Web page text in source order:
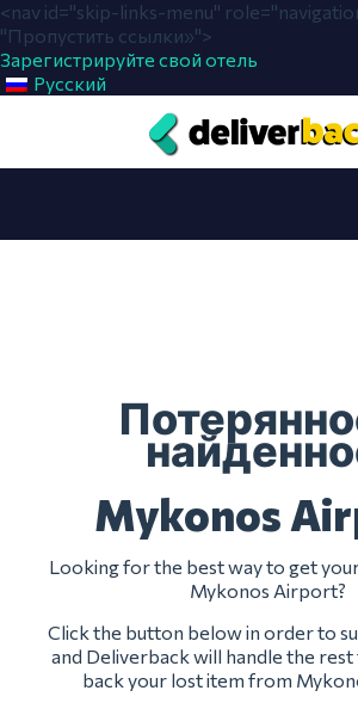
<nav id="skip-links-menu"
"Пропустить ссылки»">
Зарегистрируйте свой отель
Русский
Mykonos
Looking for the best way to get
Mykonos Airport?
Click the button below in order to
and Deliverback will handle the
back your lost item from